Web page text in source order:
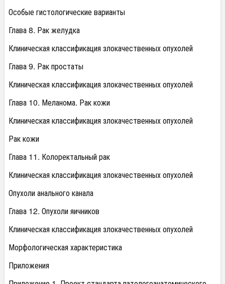
Особые гистологические варианты
Глава 8. Рак желудка
Клиническая классификация злокачественных опухолей
Глава 9. Рак простаты
Клиническая классификация злокачественных опухолей
Глава 10. Меланома. Рак кожи
Клиническая классификация злокачественных опухолей
Рак кожи
Глава 11. Колоректальный рак
Клиническая классификация злокачественных опухолей
Опухоли анального канала
Глава 12. Опухоли яичников
Клиническая классификация злокачественных опухолей
Морфологическая характеристика
Приложения